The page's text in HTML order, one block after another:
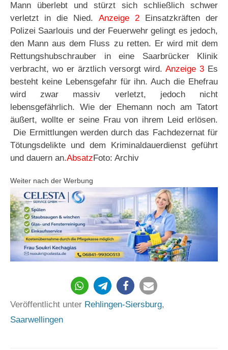
Mann überlebt und stürzt sich schließlich schwer
verletzt in die Nied. Anzeige 2Einsatzkräften der
Polizei Saarlouis und der Feuerwehr gelingt es jedoch,
den Mann aus dem Fluss zu retten. Er wird mit dem
Rettungshubschrauber in eine Saarbrücker Klinik
verbracht, wo er ärztlich versorgt wird.Anzeige 3 Es
besteht keine Lebensgefahr für ihn. Auch die Ehefrau
wird zwar massiv verletzt, jedoch nicht
lebensgefährlich. Wie der Ehemann noch am Tatort
äußert, wollte er seine Frau von ihrem Leid erlösen.
Die Ermittlungen werden durch das Fachdezernat für
Tötungsdelikte und dem Kriminaldauerdienst geführt
und dauern an.AbsatzFoto: Archiv
Weiter nach der Werbung
542
Veröffentlicht unter Rehlingen-Siersburg,
Saarwellingen